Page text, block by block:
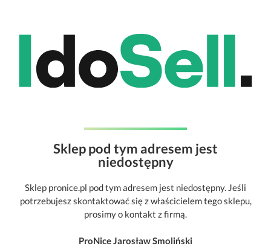
Sklep pod tym adresem jest
niedostępny
Sklep pronice.pl pod tym adresem jest niedostępny. Jeśli
potrzebujesz skontaktować się z właścicielem tego sklepu,
prosimy o kontakt z firmą.
ProNice Jarosław Smoliński